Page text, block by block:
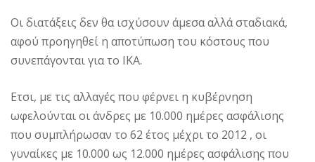
Οι διατάξεις δεν θα ισχύσουν άμεσα αλλά σταδιακά,
αφού προηγηθεί η αποτύπωση του κόστους που
συνεπάγονται για το ΙΚΑ.
Ετσι, με τις αλλαγές που φέρνει η κυβέρνηση
ωφελούνται οι άνδρες με 10.000 ημέρες ασφάλισης
που συμπλήρωσαν το 62 έτος μέχρι το 2012 , οι
γυναίκες με 10.000 ως 12.000 ημέρες ασφάλισης που